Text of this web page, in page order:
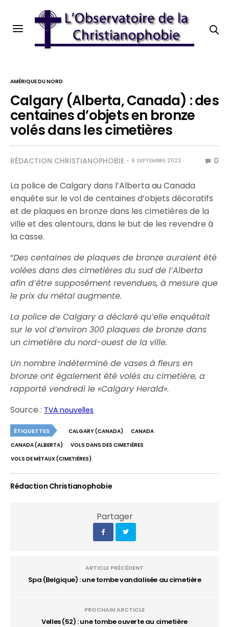
AMÉRIQUE DU NORD
Calgary (Alberta, Canada) : des
centaines d’objets en bronze
volés dans les cimetières
RÉDACTION CHRISTIANOPHOBIE 6 SEPTEMBRE 2022 0
La police de Calgary dans l’Alberta au Canada
enquête sur le vol de centaines d’objets décoratifs
et de plaques en bronze dans les cimetières de la
ville et des alentours, dans le but de les revendre à
la casse.
“Des centaines de plaques de bronze auraient été
volées dans des cimetières du sud de l’Alberta
afin d’être supposément revendues, à mesure que
le prix du métal augmente.
La police de Calgary a déclaré qu’elle enquêtait
sur le vol d’environ 300 plaques de bronze dans
un cimetière du nord-ouest de la ville.
Un nombre indéterminé de vases à fleurs en
bronze ont également été volés au cimetière, a
rapporté vendredi le «Calgary Herald».
Source : TVA nouvelles
ÉTIQUETTES CALGARY (CANADA)
CANADA
CANADA (ALBERTA)
VOLS DANS DES CIMETIÈRES
VOLS DE MÉTAUX (CIMETIÈRES)
Rédaction Christianophobie
Partager
ARTICLE PRÉCÉDENT
Spa (Belgique) : une tombe vandalisée au cimetière
PROCHAIN ARCTICLE
Velles (52) : une tombe ouverte au cimetière